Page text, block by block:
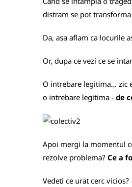
distram se pot
Da, asa aflam ca locurile
Or, dupa ce vezi ce se
O intrebare legitima... zic
o intrebare legitima - de
Apoi mergi la momentul
rezolve problema? Ce a
Vedeti ce urat cerc vicios?